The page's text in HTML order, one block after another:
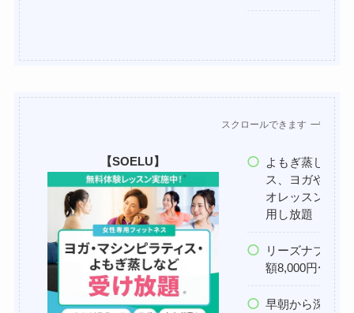
スクロールできます
【SOELU】
よもぎ蒸し、マ
ス、ヨガやダン
オレッスン、筋
用し放題
リーズナブル♪
額8,000円〜1.3
早朝から深夜ま